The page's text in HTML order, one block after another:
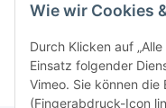
Wie wir Cookies
Durch Klicken auf
Einsatz folgender
Vimeo. Sie können
(Fingerabdruck-Icon